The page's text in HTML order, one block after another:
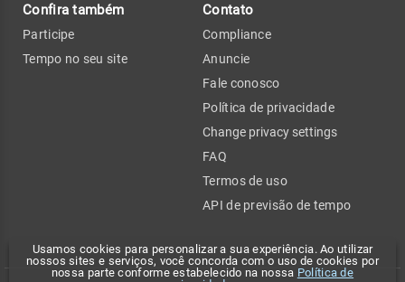
Usamos cookies para personalizar a sua experiência. Ao utilizar
nossos sites e serviços, você concorda com o uso de cookies por
nossa parte conforme estabelecido na nossa Política de
Confira também
Participe
Tempo no seu site
Contato
Compliance
Anuncie
Fale conosco
Política de privacidade
Change privacy settings
FAQ
Termos de uso
API de previsão de tempo